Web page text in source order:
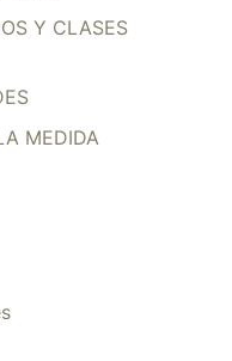
Y CLASES
MEDIDA